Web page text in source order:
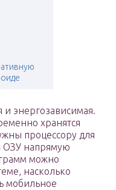
энергозависимая.
хранятся
процессору для
ОЗУ напрямую
можно
насколько
мобильное